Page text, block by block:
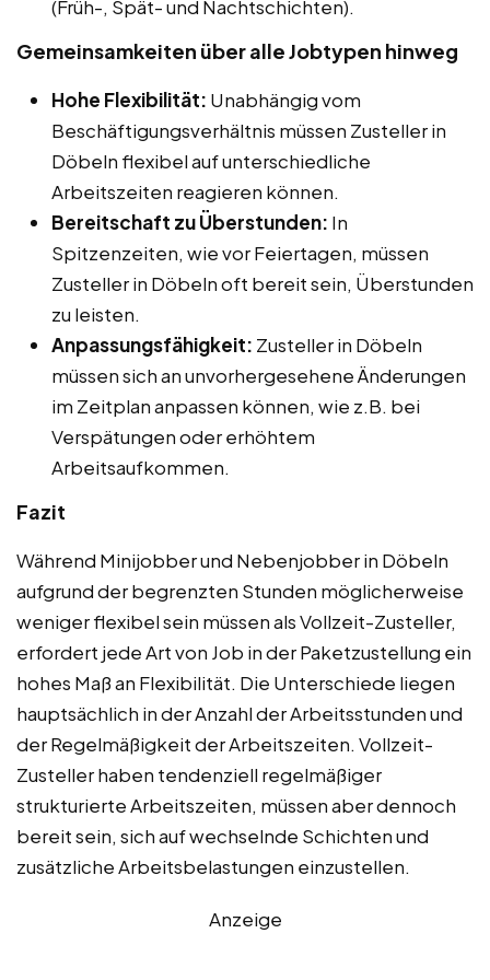
(Früh-, Spät- und Nachtschichten).
Gemeinsamkeiten über alle Jobtypen hinweg
Hohe Flexibilität: Unabhängig vom
Beschäftigungsverhältnis müssen Zusteller in
Döbeln flexibel auf unterschiedliche
Arbeitszeiten reagieren können.
Bereitschaft zu Überstunden: In
Spitzenzeiten, wie vor Feiertagen, müssen
Zusteller in Döbeln oft bereit sein, Überstunden
zu leisten.
Anpassungsfähigkeit: Zusteller in Döbeln
müssen sich an unvorhergesehene Änderungen
im Zeitplan anpassen können, wie z.B. bei
Verspätungen oder erhöhtem
Arbeitsaufkommen.
Fazit
Während Minijobber und Nebenjobber in Döbeln
aufgrund der begrenzten Stunden möglicherweise
weniger flexibel sein müssen als Vollzeit-Zusteller,
erfordert jede Art von Job in der Paketzustellung ein
hohes Maß an Flexibilität. Die Unterschiede liegen
hauptsächlich in der Anzahl der Arbeitsstunden und
der Regelmäßigkeit der Arbeitszeiten. Vollzeit-
Zusteller haben tendenziell regelmäßiger
strukturierte Arbeitszeiten, müssen aber dennoch
bereit sein, sich auf wechselnde Schichten und
zusätzliche Arbeitsbelastungen einzustellen.
Anzeige